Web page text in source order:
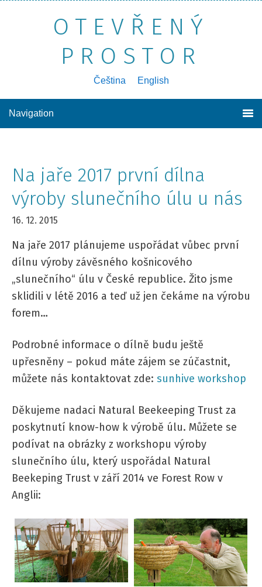
OTEVŘENÝ
PROSTOR
poznávání sebe sama, druhých a světa kolem nás
Čeština English
Navigation
Na jaře 2017 první dílna
výroby slunečního úlu u nás
16. 12. 2015
Na jaře 2017 plánujeme uspořádat vůbec první
dílnu výroby závěsného košnicového
„slunečního“ úlu v České republice. Žito jsme
sklidili v létě 2016 a teď už jen čekáme na výrobu
forem…
Podrobné informace o dílně budu ještě
upřesněny – pokud máte zájem se zúčastnit,
můžete nás kontaktovat zde: sunhive workshop
Děkujeme nadaci Natural Beekeeping Trust za
poskytnutí know-how k výrobě úlu. Můžete se
podívat na obrázky z workshopu výroby
slunečního úlu, který uspořádal Natural
Beekeping Trust v září 2014 ve Forest Row v
Anglii: